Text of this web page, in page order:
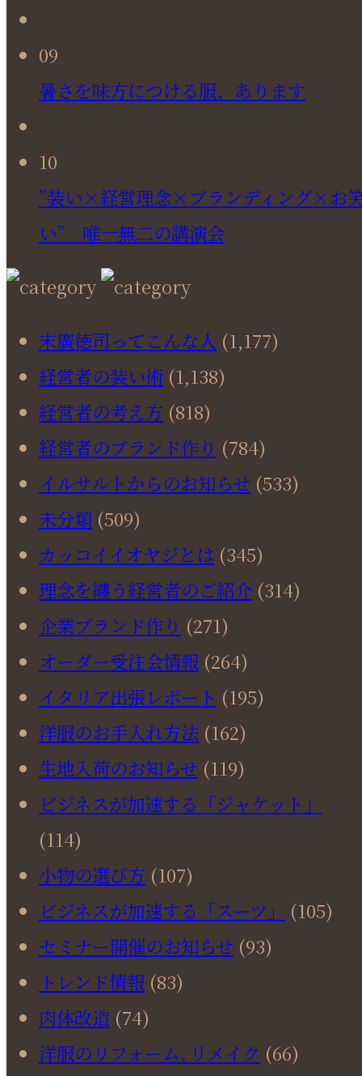
09
暑さを味方につける服、あります
10
”装い×経営理念×ブランディング×お
い” 唯一無二の講演会
末廣徳司ってこんな人 (1,177)
経営者の装い術 (1,138)
経営者の考え方 (818)
経営者のブランド作り (784)
イルサルトからのお知らせ (533)
未分類 (509)
カッコイイオヤジとは (345)
理念を纏う経営者のご紹介 (314)
企業ブランド作り (271)
オーダー受注会情報 (264)
イタリア出張レポート (195)
洋服のお手入れ方法 (162)
生地入荷のお知らせ (119)
ビジネスが加速する「ジャケット」
(114)
小物の選び方 (107)
ビジネスが加速する「スーツ」
(105)
セミナー開催のお知らせ (93)
トレンド情報 (83)
肉体改造 (74)
洋服のリフォーム､リメイク (66)